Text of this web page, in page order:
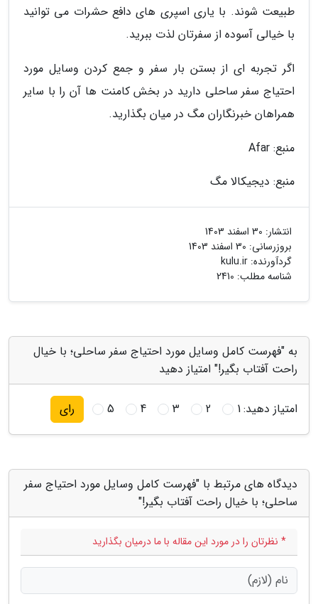
طبیعت شوند. با یاری اسپری های دافع حشرات می توانید
با خیالی آسوده از سفرتان لذت ببرید.
اگر تجربه ای از بستن بار سفر و جمع کردن وسایل مورد
احتیاج سفر ساحلی دارید در بخش کامنت ها آن را با سایر
همراهان خبرنگاران مگ در میان بگذارید.
منبع: Afar
منبع: دیجیکالا مگ
انتشار: 30 اسفند 1403
بروزرسانی: 30 اسفند 1403
گردآورنده: kulu.ir
شناسه مطلب: 2410
به "فهرست کامل وسایل مورد احتیاج سفر ساحلی؛ با خیال
راحت آفتاب بگیر!" امتیاز دهید
امتیاز دهید:1
2
3
4
5 رای
دیدگاه های مرتبط با "فهرست کامل وسایل مورد احتیاج سفر
ساحلی؛ با خیال راحت آفتاب بگیر!"
* نظرتان را در مورد این مقاله با ما درمیان بگذارید